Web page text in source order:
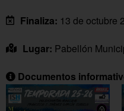
Finaliza: 13 de octubre
Lugar: Pabellón
Documentos